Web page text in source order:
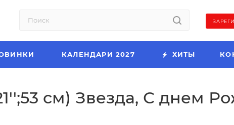
КАЛЕНДАРИ 2027 ХИТЫ
см) Звезда, С днем